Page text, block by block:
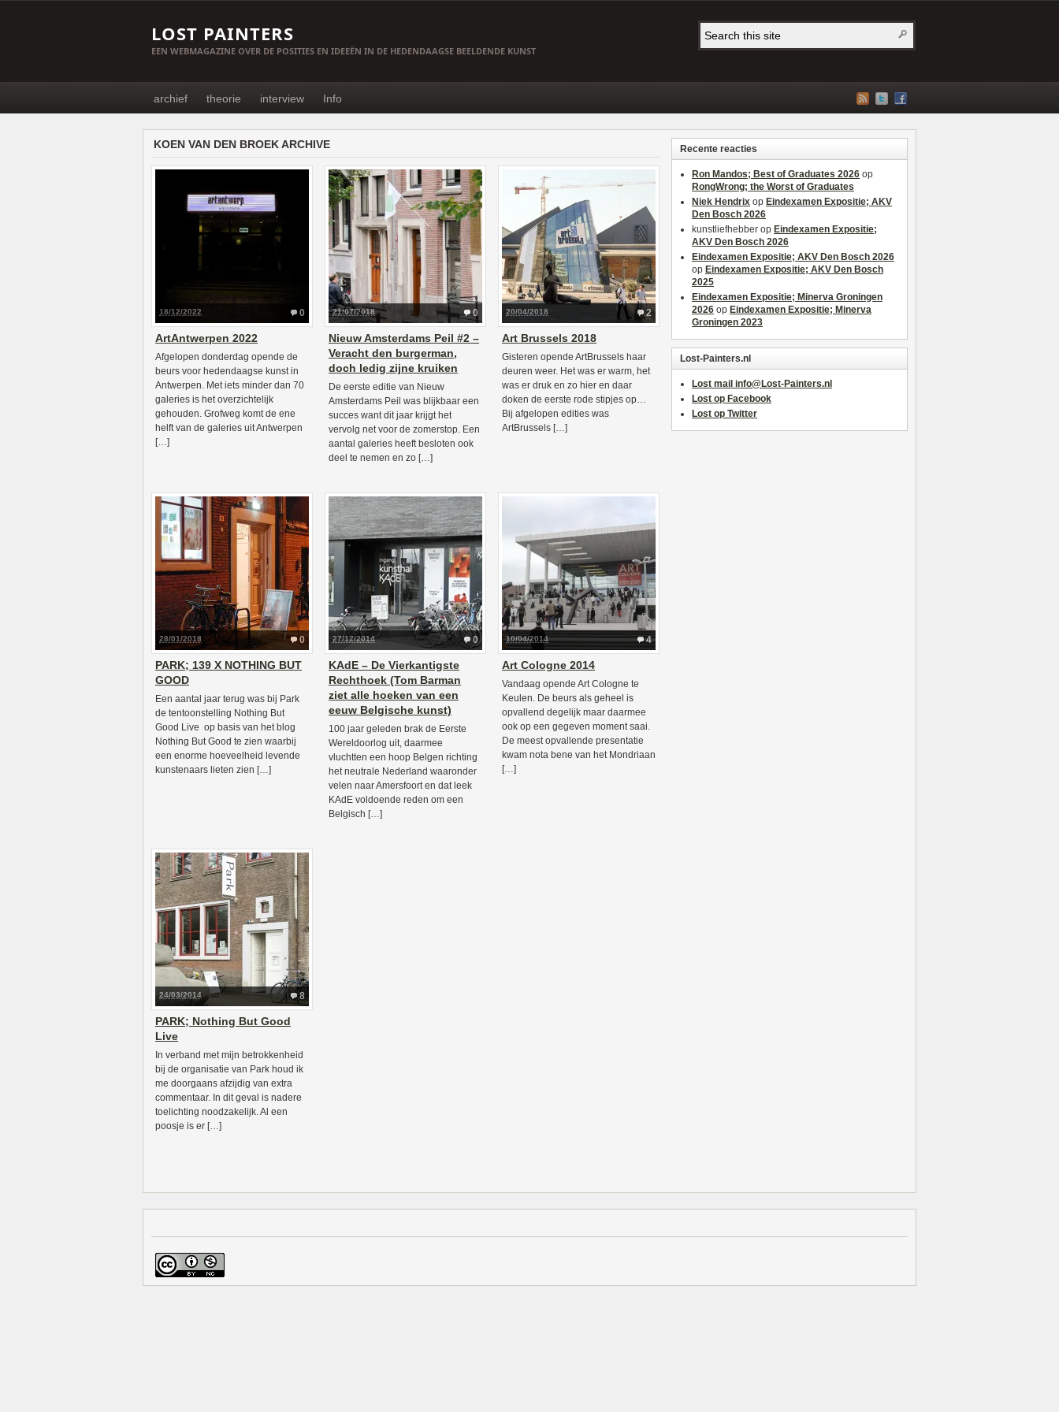
LOST PAINTERS
EEN WEBMAGAZINE OVER DE POSITIES EN IDEEËN IN DE HEDENDAAGSE BEELDENDE KUNST
archief theorie interview Info
KOEN VAN DEN BROEK ARCHIVE
0
18/12/2022
ArtAntwerpen 2022
Afgelopen donderdag opende de
beurs voor hedendaagse kunst in
Antwerpen. Met iets minder dan 70
galeries is het overzichtelijk
gehouden. Grofweg komt de ene
helft van de galeries uit Antwerpen
[…]
0
21/07/2018
Nieuw Amsterdams Peil #2 –
Veracht den burgerman,
doch ledig zijne kruiken
De eerste editie van Nieuw
Amsterdams Peil was blijkbaar een
succes want dit jaar krijgt het
vervolg net voor de zomerstop. Een
aantal galeries heeft besloten ook
deel te nemen en zo […]
2
20/04/2018
Art Brussels 2018
Gisteren opende ArtBrussels haar
deuren weer. Het was er warm, het
was er druk en zo hier en daar
doken de eerste rode stipjes op…
Bij afgelopen edities was
ArtBrussels […]
0
28/01/2018
PARK; 139 X NOTHING BUT
GOOD
Een aantal jaar terug was bij Park
de tentoonstelling Nothing But
Good Live op basis van het blog
Nothing But Good te zien waarbij
een enorme hoeveelheid levende
kunstenaars lieten zien […]
0
27/12/2014
KAdE – De Vierkantigste
Rechthoek (Tom Barman
ziet alle hoeken van een
eeuw Belgische kunst)
100 jaar geleden brak de Eerste
Wereldoorlog uit, daarmee
vluchtten een hoop Belgen richting
het neutrale Nederland waaronder
velen naar Amersfoort en dat leek
KAdE voldoende reden om een
Belgisch […]
4
10/04/2014
Art Cologne 2014
Vandaag opende Art Cologne te
Keulen. De beurs als geheel is
opvallend degelijk maar daarmee
ook op een gegeven moment saai.
De meest opvallende presentatie
kwam nota bene van het Mondriaan
[…]
8
24/03/2014
PARK; Nothing But Good
Live
In verband met mijn betrokkenheid
bij de organisatie van Park houd ik
me doorgaans afzijdig van extra
commentaar. In dit geval is nadere
toelichting noodzakelijk. Al een
poosje is er […]
Recente reacties
Ron Mandos; Best of Graduates 2026 op
RongWrong; the Worst of Graduates
Niek Hendrix op Eindexamen Expositie; AKV
Den Bosch 2026
kunstliefhebber op Eindexamen Expositie;
AKV Den Bosch 2026
Eindexamen Expositie; AKV Den Bosch 2026
op Eindexamen Expositie; AKV Den Bosch
2025
Eindexamen Expositie; Minerva Groningen
2026 op Eindexamen Expositie; Minerva
Groningen 2023
Lost-Painters.nl
Lost mail info@Lost-Painters.nl
Lost op Facebook
Lost op Twitter